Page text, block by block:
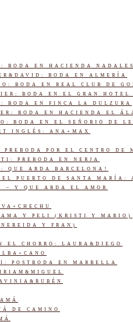
BODA EN HACIENDA NADALES
BODA EN ALMERÍA
BODA EN REAL CLUB DE
BODA EN EL GRAN HOTEL
BODA EN FINCA LA DULZURA
BODA EN HACIENDA EL
BODA EN EL SEÑORIO DE
INGLÉS: ANA+MAX
POR EL CENTRO DE
PREBODA EN NERJA
QUE ARDA BARCELONA!
EL PUERTO DE SANTA MARÍA:
– Y QUE ARDA EL AMOR
Y PELI (KRISTI Y MARIO)
Y FRAN)
EL CHORRO: LAURA&DIEGO
POSTBODA EN MARBELLA
DE CAMINO